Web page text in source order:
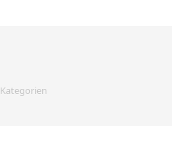
Kategorien